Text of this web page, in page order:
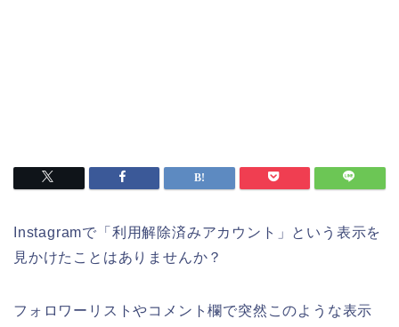
Instagramで「利用解除済みアカウント」という表示を
見かけたことはありませんか？
フォロワーリストやコメント欄で突然このような表示